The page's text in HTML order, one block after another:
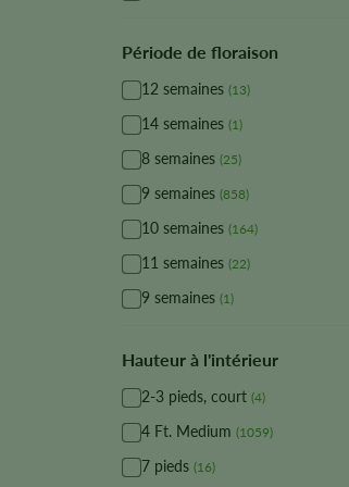
Période de floraison
12 semaines (13)
14 semaines (1)
8 semaines (25)
9 semaines (858)
10 semaines (164)
11 semaines (22)
9 semaines (1)
Hauteur à l'intérieur
2-3 pieds, court (4)
4 Ft. Medium (1059)
7 pieds (16)